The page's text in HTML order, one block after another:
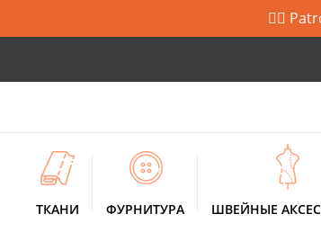
🙋‍♀️
ТКАНИ ФУРНИТУРА ШВЕЙНЫЕ